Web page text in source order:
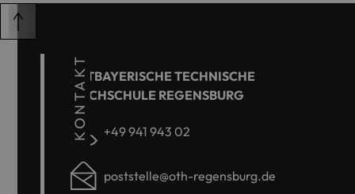
KONTAKT
OSTBAYERISCHE TECHNISCHE
HOCHSCHULE REGENSBURG
+49 941 943 02
poststelle@oth-regensburg.de